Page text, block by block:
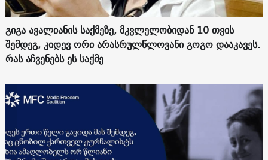
გიგა ავალიანის საქმეზე, მკვლელობიდან 10 თვის
შემდეგ, კიდევ ორი არასრულწლოვანი გოგო დააკავეს.
რას აჩვენებს ეს საქმე